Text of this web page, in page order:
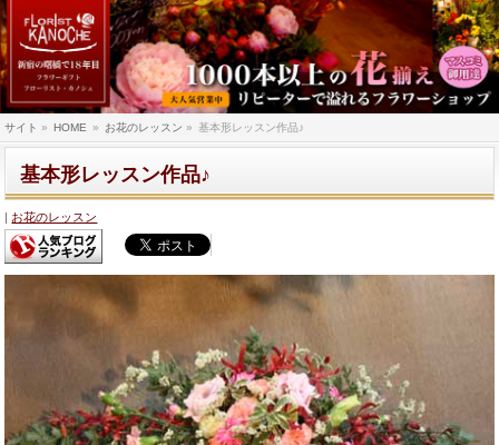
サイト » HOME » お花のレッスン » 基本形レッスン作品♪
基本形レッスン作品♪
お花のレッスン